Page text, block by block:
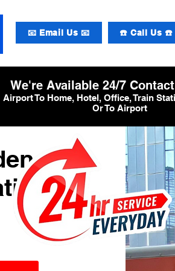
📧 Email Us 📧 ☎️ Call Us ☎️
We're Available 24/7
Airport To Home, Hotel, Office, Train
Or To Airport